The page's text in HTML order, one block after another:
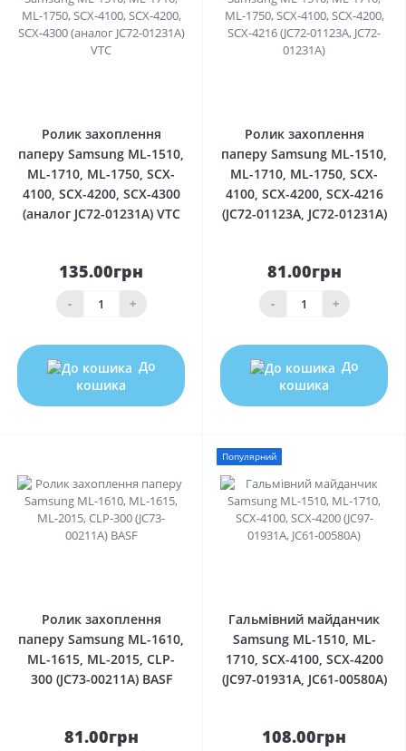
Ролик захоплення
паперу Samsung ML-1510,
ML-1710, ML-1750, SCX-
4100, SCX-4200, SCX-4300
(аналог JC72-01231A) VTC
135.00грн
- +
До
кошика
Ролик захоплення
паперу Samsung ML-1510,
ML-1710, ML-1750, SCX-
4100, SCX-4200, SCX-4216
(JC72-01123A, JC72-01231A)
81.00грн
- +
До
кошика
Ролик захоплення
паперу Samsung ML-1610,
ML-1615, ML-2015, CLP-
300 (JC73-00211A) BASF
81.00грн
Популярний
Гальмівний майданчик
Samsung ML-1510, ML-
1710, SCX-4100, SCX-4200
(JC97-01931A, JC61-00580A)
108.00грн